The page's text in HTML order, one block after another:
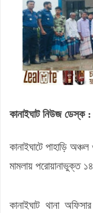
কানাইঘাট নিউজ ডেস্ক :
কানাইঘাটে পাহাড়ি
মামলায় পরোয়ানাভুক্ত
কানাইঘাট থানা